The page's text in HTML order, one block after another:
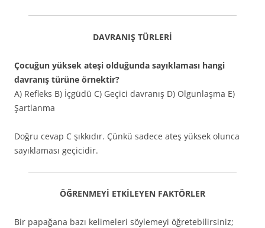
DAVRANIŞ TÜRLERİ
Çocuğun yüksek ateşi olduğunda sayıklaması hangi
davranış türüne örnektir?
A) Refleks B) İçgüdü C) Geçici davranış D) Olgunlaşma E)
Şartlanma
Doğru cevap C şıkkıdır. Çünkü sadece ateş yüksek olunca
sayıklaması geçicidir.
ÖĞRENMEYİ ETKİLEYEN FAKTÖRLER
Bir papağana bazı kelimeleri söylemeyi öğretebilirsiniz;